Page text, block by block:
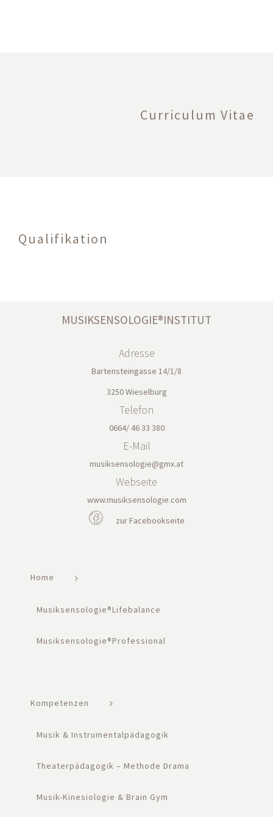
Curriculum Vitae
Qualifikation
MUSIKSENSOLOGIE®INSTITUT
Adresse
Bartensteingasse 14/1/8
3250 Wieselburg
Telefon
0664/ 46 33 380
E-Mail
musiksensologie@gmx.at
Webseite
www.musiksensologie.com
zur Facebookseite
Home
Musiksensologie®Lifebalance
Musiksensologie®Professional
Kompetenzen
Musik & Instrumentalpädagogik
Theaterpädagogik – Methode Drama
Musik-Kinesiologie & Brain Gym